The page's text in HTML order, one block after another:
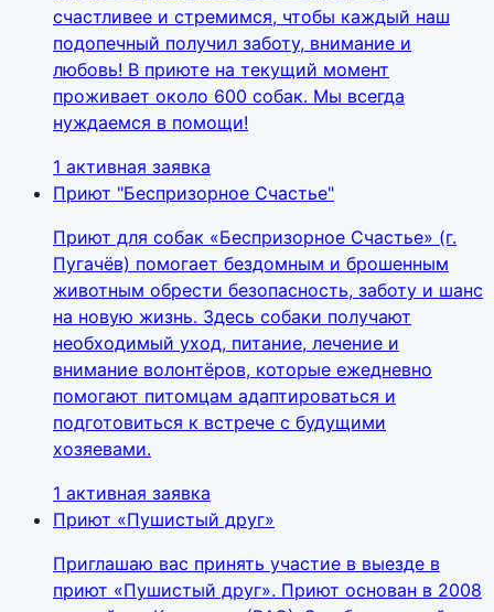
счастливее и стремимся, чтобы каждый наш
подопечный получил заботу, внимание и
любовь! В приюте на текущий момент
проживает около 600 собак. Мы всегда
нуждаемся в помощи!
1 активная заявка
Приют "Беспризорное Счастье"
Приют для собак «Беспризорное Счастье» (г.
Пугачёв) помогает бездомным и брошенным
животным обрести безопасность, заботу и шанс
на новую жизнь. Здесь собаки получают
необходимый уход, питание, лечение и
внимание волонтёров, которые ежедневно
помогают питомцам адаптироваться и
подготовиться к встрече с будущими
хозяевами.
1 активная заявка
Приют «Пушистый друг»
Приглашаю вас принять участие в выезде в
приют «Пушистый друг». Приют основан в 2008